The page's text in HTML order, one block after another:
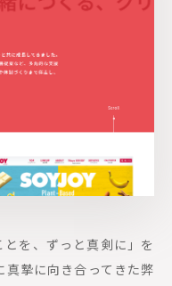
とを、ずっと真剣に」を
摯に向き合ってきた弊